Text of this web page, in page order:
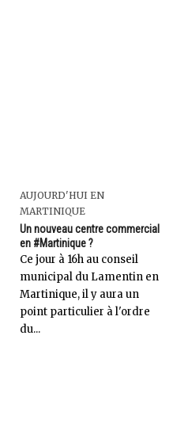
AUJOURD'HUI EN
MARTINIQUE
Un nouveau centre commercial
en #Martinique ?
Ce jour à 16h au conseil
municipal du Lamentin en
Martinique, il y aura un
point particulier à l'ordre
du...